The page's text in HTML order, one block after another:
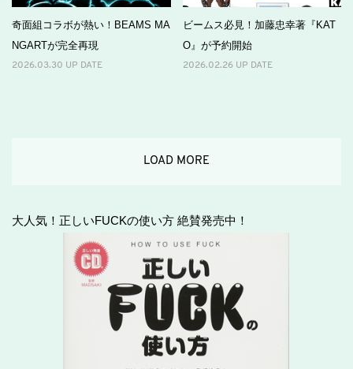
奇面組コラボが熱い！BEAMS MA
NGARTが完全再現
2026.03.30 UP DATE
ビームス必見！加藤忠幸著『KAT
O』が予約開始
2026.02.26 UP DATE
LOAD MORE
大人気！正しいFUCKの使い方 絶賛発売中！